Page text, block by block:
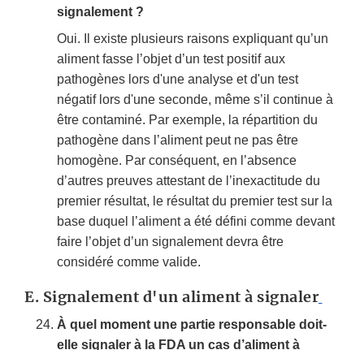
signalement ?
Oui. Il existe plusieurs raisons expliquant qu’un
aliment fasse l’objet d’un test positif aux
pathogènes lors d'une analyse et d'un test
négatif lors d'une seconde, même s’il continue à
être contaminé. Par exemple, la répartition du
pathogène dans l’aliment peut ne pas être
homogène. Par conséquent, en l’absence
d’autres preuves attestant de l’inexactitude du
premier résultat, le résultat du premier test sur la
base duquel l’aliment a été défini comme devant
faire l’objet d’un signalement devra être
considéré comme valide.
E. Signalement d'un aliment à signaler
À quel moment une partie responsable doit-
elle signaler à la FDA un cas d’aliment à